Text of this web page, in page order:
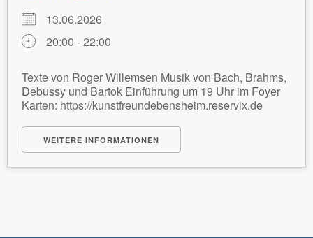
13.06.2026
20:00 - 22:00
Texte von Roger Willemsen Musik von Bach, Brahms,
Debussy und Bartok Einführung um 19 Uhr im Foyer
Karten: https://kunstfreundebensheim.reservix.de
WEITERE INFORMATIONEN